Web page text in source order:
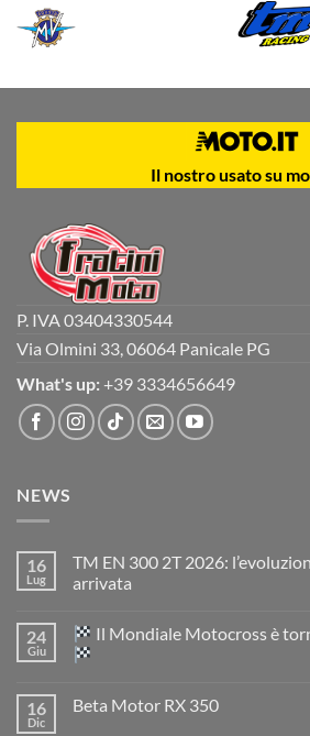
Il nostro usato su
P. IVA 03404330544
Via Olmini 33, 06064 Panicale PG
What's up: +39 3334656649
NEWS
16
Lug
TM EN 300 2T 2026:
arrivata
su
TM
EN
2026:
24
Giu
Il Mondiale Motocross è
su
16
Dic
Beta Motor RX 350